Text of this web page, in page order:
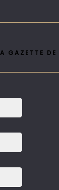
GAZETTE DE